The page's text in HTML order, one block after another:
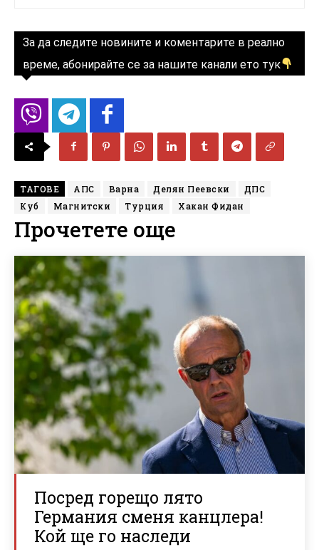
За да следите новините и коментарите в реално
време, абонирайте се за нашите канали ето тук
ТАГОВЕ АПС Варна Делян Пеевски
ДПС
Куб
Магнитски Турция Хакан Фидан
Прочетете още
Посред горещо лято
Германия сменя канцлера!
Кой ще го наследи